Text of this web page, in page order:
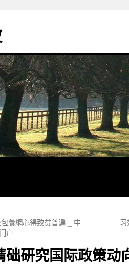
養網心得致贫普遍 _ 中
户
础研究国际政策动